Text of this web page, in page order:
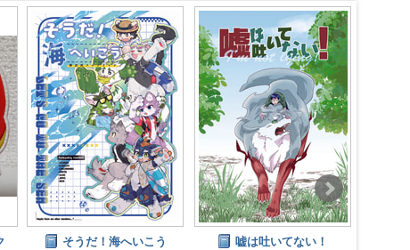
嘘は吐いてない！
よりぬき裏ぽちゃしば文